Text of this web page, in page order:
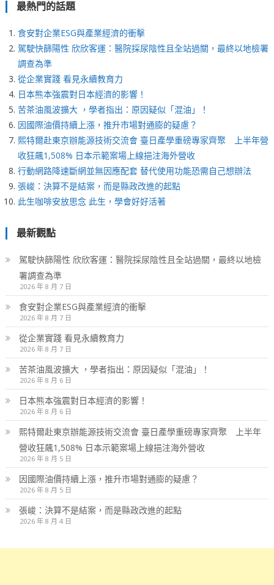
最熱門的話題
食安對企業ESG與產業經濟的衝擊
駕駛快篩陽性 欣欣客運：醫院採尿陰性且全站過關，最終以地檢署
調查為準
從企業實踐 看見永續教育力
日本熊本強震對日本經濟的影響！
苦茶油風波擴大 ，學者指出：原因疑似「混油」！
因國際油價持續上漲，推升市場對通膨的疑慮？
熙特爾赴東京辦能源技術交流會 臺日產學重磅專家齊聚 上半年營
收狂飆1,508% 日本示範案場上線挹注海外營收
行動網路降速斷網並無因應配套 替代使用功能恐需自己想辦法
張峻：決算不是結案，而是縣政改進的起點
此生咖啡安放思念 此生，學會好好活著
最新觀點
駕駛快篩陽性 欣欣客運：醫院採尿陰性且全站過關，最終以地檢
署調查為準
2026 年 8 月 7 日
食安對企業ESG與產業經濟的衝擊
2026 年 8 月 7 日
從企業實踐 看見永續教育力
2026 年 8 月 7 日
苦茶油風波擴大 ，學者指出：原因疑似「混油」！
2026 年 8 月 6 日
日本熊本強震對日本經濟的影響！
2026 年 8 月 6 日
熙特爾赴東京辦能源技術交流會 臺日產學重磅專家齊聚 上半年
營收狂飆1,508% 日本示範案場上線挹注海外營收
2026 年 8 月 5 日
因國際油價持續上漲，推升市場對通膨的疑慮？
2026 年 8 月 5 日
張峻：決算不是結案，而是縣政改進的起點
2026 年 8 月 4 日